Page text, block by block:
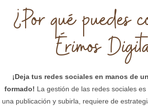
¿Por qué puedes
Érimos
¡Deja tus redes sociales en manos de
formado! La gestión de las redes sociales
una publicación y subirla, requiere de